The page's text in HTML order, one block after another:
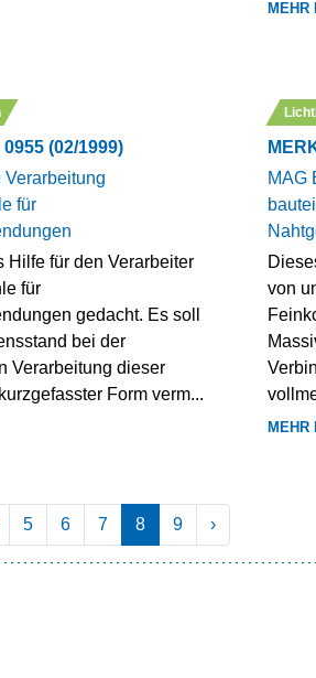
MEHR
(02/1999)
für
Hilfe für den Verarbeiter
für
gedacht. Es soll
bei der
Verarbeitung dieser
Form verm...
MAG
von
MEHR
5 6 7 8 9 ›